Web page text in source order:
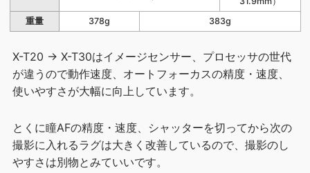
重量
378g 383g
X-T20 → X-T30はイメージセンサー、プロセッサの世代
が違うので動作速度、オートフォーカスの精度・速度、
使いやすさが大幅に向上しています。
とくに瞳AFの精度・速度、シャッターを切ってから次の
撮影に入れるラグは大きく改善しているので、撮影のし
やすさは別物とみていいです。